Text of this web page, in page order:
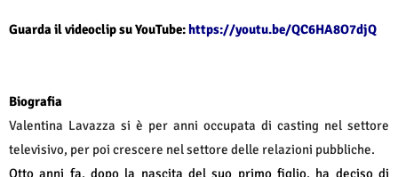
Guarda il videoclip su YouTube:https://youtu.be/QC6HA8O7djQ
Biografia
Valentina Lavazza si è per anni occupata di casting nel settore
televisivo, per poi crescere nel settore delle relazioni pubbliche.
Otto anni fa, dopo la nascita del suo primo figlio, ha deciso di